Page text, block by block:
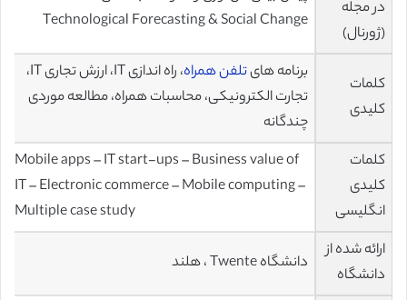
در مجله
(ژورنال)
Technological Forecasting & Social Change
کلمات
کلیدی
برنامه هایتلفن همراه
، راه اندازی IT، ارزش تجاری IT،
تجارت الکترونیکی، محاسبات همراه، مطالعه موردی
چندگانه
کلمات
کلیدی
انگلیسی
Mobile apps – IT start-ups – Business value of
IT – Electronic commerce – Mobile computing –
Multiple case study
ارائه شده از
دانشگاه
دانشگاه Twente ، هلند